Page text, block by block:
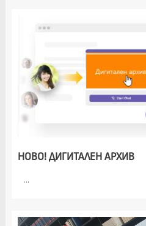
НОВО! ДИГИТАЛЕН АРХИВ
...